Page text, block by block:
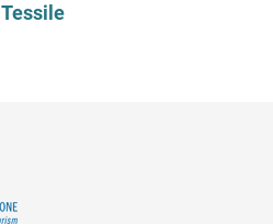
Tessile